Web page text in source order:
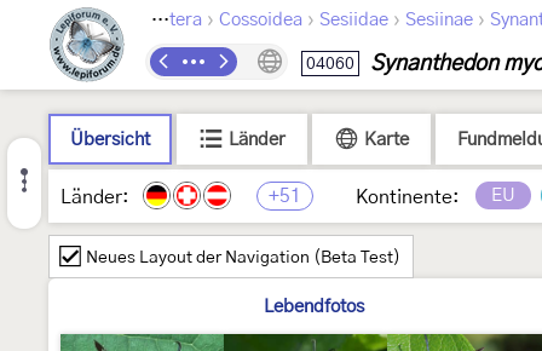
Lepidoptera › Cossoidea › Sesiidae › Sesiinae ›
04060 Synanthedon
Übersicht Länder Karte
Länder: +51 Kontinente: EU
Neues Layout der Navigation (Beta Test)
Lebendfotos